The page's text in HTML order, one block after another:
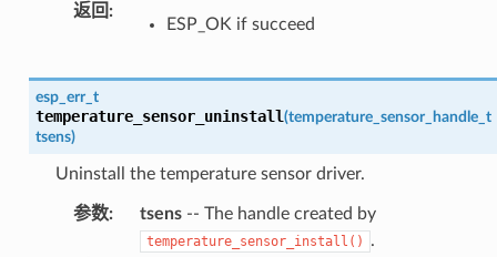
返回 :
ESP_OK if succeed
esp_err_t
temperature_sensor_uninstall(temperature_sensor_handle_t
tsens)
Uninstall the temperature sensor driver.
参数: tsens-- The handle created by
temperature_sensor_install()
.